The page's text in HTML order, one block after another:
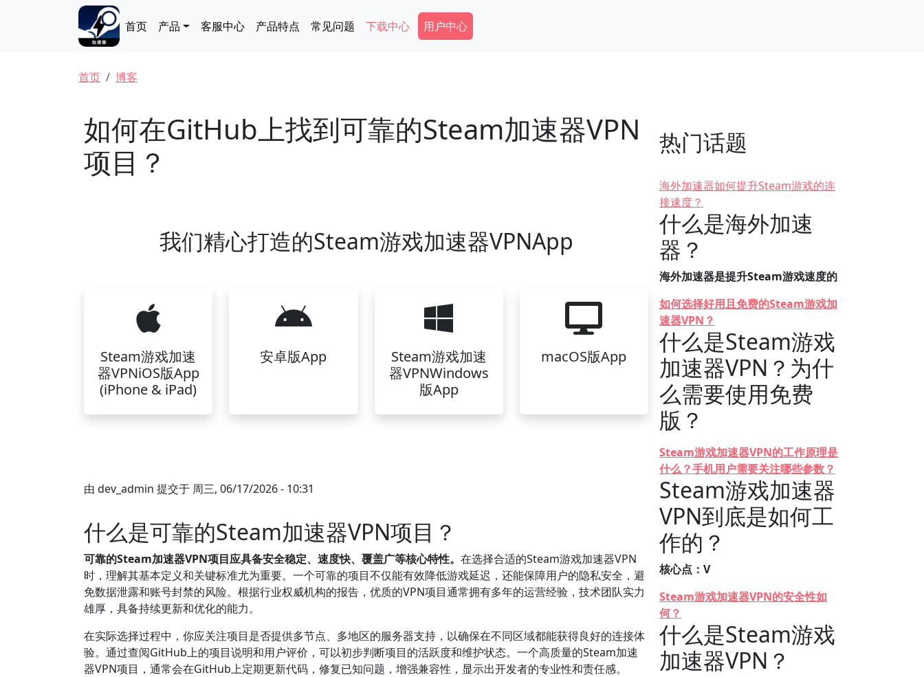
Main navigation
首页 产品 客服中心 产品特点 常见问题 下载中心 Secondary Menu
用户中心
面包屑
首页 博客
如何在GitHub上找到可靠的Steam加速器VPN
项目？
我们精心打造的Steam游戏加速器VPNApp
Steam游戏加速
器VPNiOS版App
(iPhone & iPad)
安卓版App
Steam游戏加速
器VPNWindows
版App
macOS版App
由 dev_admin 提交于 周三, 06/17/2026 - 10:31
什么是可靠的Steam加速器VPN项目？
可靠的Steam加速器VPN项目应具备安全稳定、速度快、覆盖广等核心特性。 在选择合适的Steam游戏加速器VPN
时，理解其基本定义和关键标准尤为重要。一个可靠的项目不仅能有效降低游戏延迟，还能保障用户的隐私安全，避
免数据泄露和账号封禁的风险。根据行业权威机构的报告，优质的VPN项目通常拥有多年的运营经验，技术团队实力
雄厚，具备持续更新和优化的能力。
在实际选择过程中，你应关注项目是否提供多节点、多地区的服务器支持，以确保在不同区域都能获得良好的连接体
验。通过查阅GitHub上的项目说明和用户评价，可以初步判断项目的活跃度和维护状态。一个高质量的Steam加速
器VPN项目，通常会在GitHub上定期更新代码，修复已知问题，增强兼容性，显示出开发者的专业性和责任感。
热门话题
海外加速器如何提升Steam游戏的连
接速度？
什么是海外加速
器？
海外加速器是提升Steam游戏速度的
如何选择好用且免费的Steam游戏加
速器VPN？
什么是Steam游戏
加速器VPN？为什
么需要使用免费
版？
Steam游戏加速器VPN的工作原理是
什么？手机用户需要关注哪些参数？
Steam游戏加速器
VPN到底是如何工
作的？
核心点：V
Steam游戏加速器VPN的安全性如
何？
什么是Steam游戏
加速器VPN？